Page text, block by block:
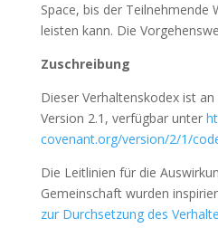
Space, bis der Teilnehmende
leisten kann. Die
Zuschreibung
Dieser Verhaltenskodex ist an
Version 2.1, verfügbar unter
covenant.org/version/2/1/
Die Leitlinien für die
Gemeinschaft wurden
zur Durchsetzung des